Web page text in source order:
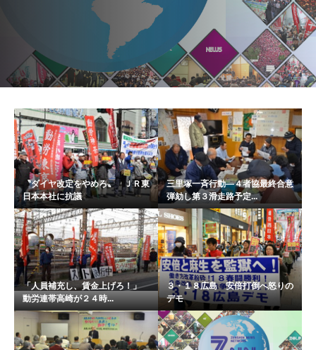
〝ダイヤ改定をやめろ〟 ＪＲ東
日本本社に抗議
三里塚一斉行動―４者協最終合意
弾劾し第３滑走路予定...
「人員補充し、賃金上げろ！」
動労連帯高崎が２４時...
３・１８広島 安倍打倒へ怒りの
デモ